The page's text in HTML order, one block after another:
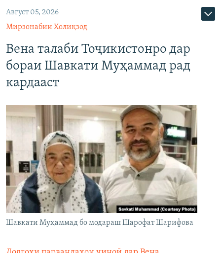
Август 05, 2026
Мирзонабии Холиқзод
Вена талаби Тоҷикистонро дар
бораи Шавкати Муҳаммад рад
кардааст
Шавкати Муҳаммад бо модараш Шарофат Шарифова